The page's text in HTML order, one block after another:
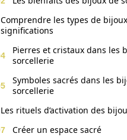
Comprendre les types de
significations
Pierres et cristaux dans les
sorcellerie
Symboles sacrés dans les
sorcellerie
Les rituels d’activation des
Créer un espace sacré